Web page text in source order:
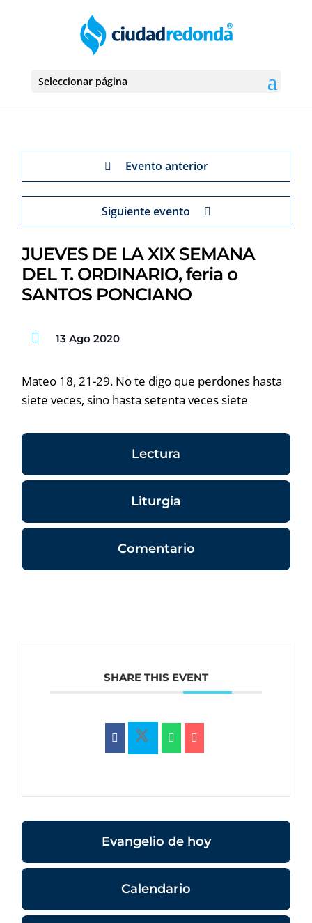
Seleccionar página
Evento anterior
Siguiente evento
JUEVES DE LA XIX SEMANA
DEL T. ORDINARIO, feria o
SANTOS PONCIANO
13 Ago 2020
Mateo 18, 21-29. No te digo que perdones hasta
siete veces, sino hasta setenta veces siete
Lectura
Liturgia
Comentario
SHARE THIS EVENT
Evangelio de hoy
Calendario